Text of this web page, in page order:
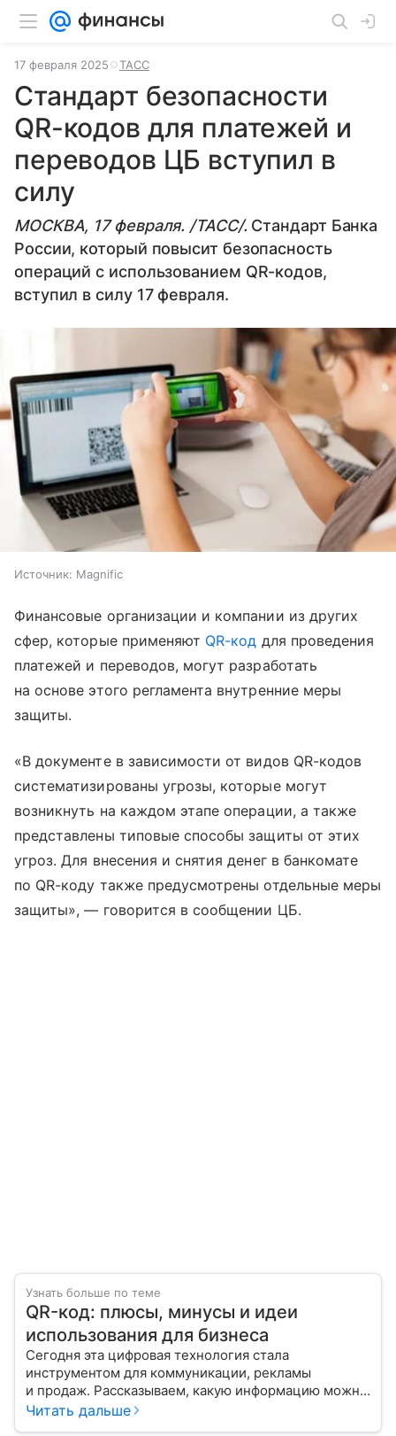
17 февраля 2025 ТАСС
Стандарт безопасности
QR-кодов для платежей и
переводов ЦБ вступил в
силу
МОСКВА, 17 февраля. /ТАСС/. Стандарт Банка
России, который повысит безопасность
операций с использованием QR-кодов,
вступил в силу 17 февраля.
Источник: Magnific
Финансовые организации и компании из других
сфер, которые применяют QR-код для проведения
платежей и переводов, могут разработать
на основе этого регламента внутренние меры
защиты.
«В документе в зависимости от видов QR-кодов
систематизированы угрозы, которые могут
возникнуть на каждом этапе операции, а также
представлены типовые способы защиты от этих
угроз. Для внесения и снятия денег в банкомате
по QR-коду также предусмотрены отдельные меры
защиты», — говорится в сообщении ЦБ.
Узнать больше по теме
QR-код: плюсы, минусы и идеи
использования для бизнеса
Сегодня эта цифровая технология стала
инструментом для коммуникации, рекламы
и продаж. Рассказываем, какую информацию можно
зашифровать в QR-коде и как «прочитать» его
Читать дальше